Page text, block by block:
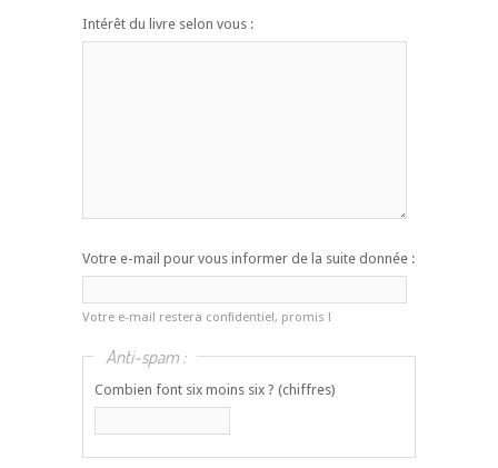
Intérêt du livre selon vous :
Votre e-mail pour vous informer de la suite donnée :
Votre e-mail restera confidentiel, promis !
Anti-spam :
Combien font six moins six ? (chiffres)